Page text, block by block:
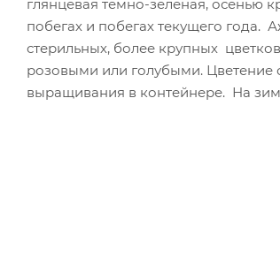
глянцевая тёмно-зелёная, осенью
побегах и побегах текущего года.
стерильных, более крупных
розовыми или голубыми. Цветение
выращивания в контейнере. На